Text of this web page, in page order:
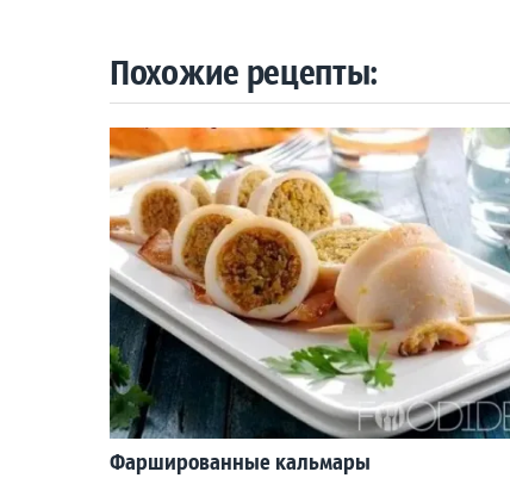
Похожие рецепты:
Фаршированные кальмары